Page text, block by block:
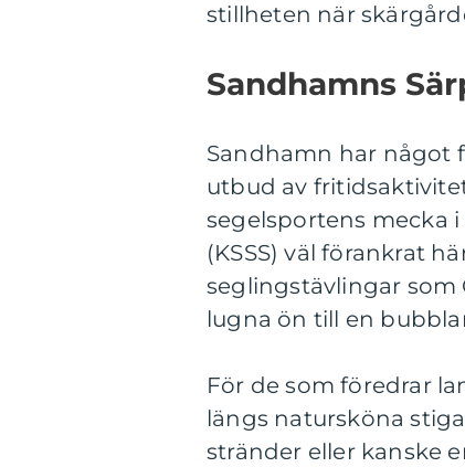
stillheten när
Sandhamns
Sandhamn har något
utbud av
segelsportens mecka
(KSSS) väl förankrat
seglingstävlingar som
lugna ön till en
För de som föredrar
längs natursköna
stränder eller kanske